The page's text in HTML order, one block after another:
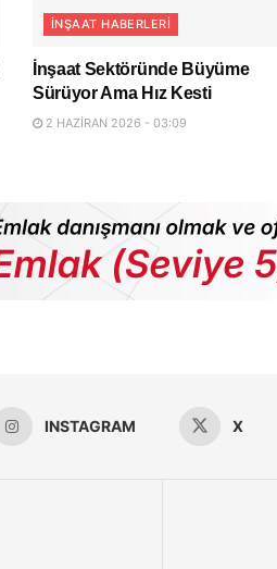
İNŞAAT HABERLERI
İnşaat Sektöründe Büyüme
Sürüyor Ama Hız Kesti
2 HAZIRAN 2026 - 03:09
INSTAGRAM X